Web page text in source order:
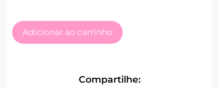
Adicionar ao carrinho
Compartilhe: